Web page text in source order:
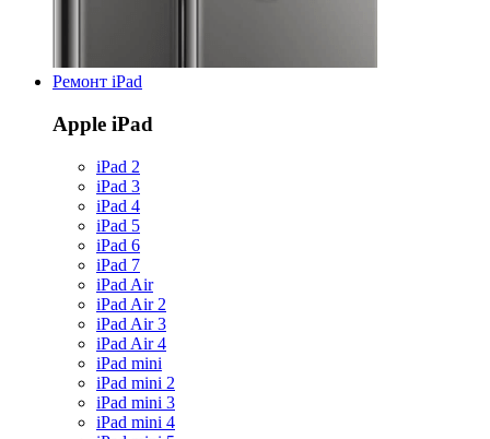
Ремонт iPad
Apple iPad
iPad 2
iPad 3
iPad 4
iPad 5
iPad 6
iPad 7
iPad Air
iPad Air 2
iPad Air 3
iPad Air 4
iPad mini
iPad mini 2
iPad mini 3
iPad mini 4